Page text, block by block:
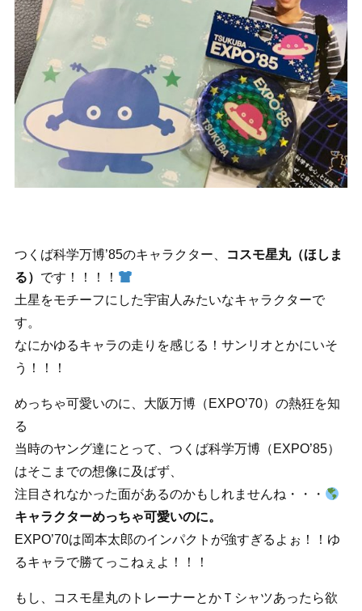
つくば科学万博’85のキャラクター、
コスモ星丸（ほしま
る） です！！！！
土星をモチーフにした宇宙人みたいなキャラクターで
す。
なにかゆるキャラの走りを感じる！サンリオとかにいそ
う！！！
めっちゃ可愛いのに、大阪万博（EXPO’70）の熱狂を知
る
当時のヤング達にとって、つくば科学万博（EXPO’85）
はそこまでの想像に及ばず、
注目されなかった面があるのかもしれませんね・・・
キャラクターめっちゃ可愛いのに。
EXPO’70は岡本太郎のインパクトが強すぎるよぉ！！ゆ
るキャラで勝てっこねぇよ！！！
もし、コスモ星丸のトレーナーとかＴシャツあったら欲